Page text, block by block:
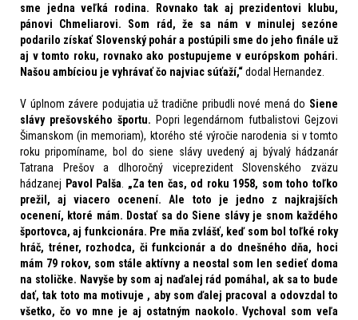
sme jedna veľká rodina. Rovnako tak aj prezidentovi klubu,
pánovi Chmeliarovi. Som rád, že sa nám v minulej sezóne
podarilo získať Slovenský pohár a postúpili sme do jeho finále už
aj v tomto roku, rovnako ako postupujeme v európskom pohári.
Našou ambíciou je vyhrávať čo najviac súťaží,“dodal Hernandez.
V úplnom závere podujatia už tradične pribudli nové mená do Siene
slávy prešovského športu. Popri legendárnom futbalistovi Gejzovi
Šimanskom (in memoriam), ktorého sté výročie narodenia si v tomto
roku pripomíname, bol do siene slávy uvedený aj bývalý hádzanár
Tatrana Prešov a dlhoročný viceprezident Slovenského zväzu
hádzanej Pavol Palša. „Za ten čas, od roku 1958, som toho toľko
prežil, aj viacero ocenení. Ale toto je jedno z najkrajších
ocenení, ktoré mám. Dostať sa do Siene slávy je snom každého
športovca, aj funkcionára. Pre mňa zvlášť, keď som bol toľké roky
hráč, tréner, rozhodca, či funkcionár a do dnešného dňa, hoci
mám 79 rokov, som stále aktívny a neostal som len sedieť doma
na stoličke. Navyše by som aj naďalej rád pomáhal, ak sa to bude
dať, tak toto ma motivuje , aby som ďalej pracoval a odovzdal to
všetko, čo vo mne je aj ostatným naokolo. Vychoval som veľa